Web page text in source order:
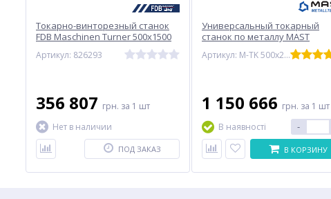
Токарно-винторезный станок
FDB Maschinen Turner 500x1500
Артикул: 826293
356 807 грн. за 1 шт
Нет в наличии
ПОД ЗАКАЗ
Универсальный токарный
станок по металлу MAST
METALLTECHNIK M-TK 500х2000
Артикул: M-TK 500х2000
1 150 666 грн. за 1 шт
В наявності
-
В КОРЗИНУ